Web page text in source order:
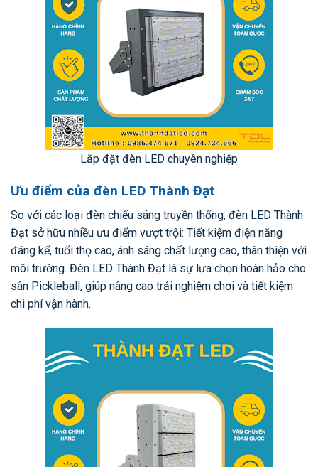
Lắp đặt đèn LED chuyên nghiệp
Ưu điểm của đèn LED Thành Đạt
So với các loại đèn chiếu sáng truyền thống, đèn LED Thành
Đạt sở hữu nhiều ưu điểm vượt trội: Tiết kiệm điện năng
đáng kể, tuổi thọ cao, ánh sáng chất lượng cao, thân thiện với
môi trường. Đèn LED Thành Đạt là sự lựa chọn hoàn hảo cho
sân Pickleball, giúp nâng cao trải nghiệm chơi và tiết kiệm
chi phí vận hành.